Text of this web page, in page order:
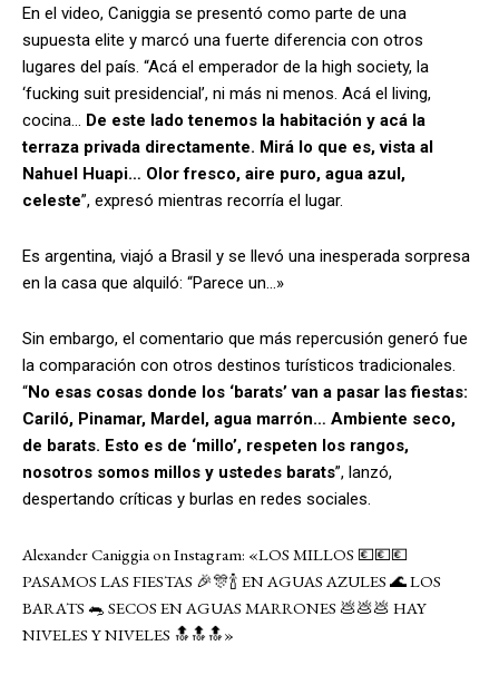
En el video, Caniggia se presentó como parte de una
supuesta elite y marcó una fuerte diferencia con otros
lugares del país. “Acá el emperador de la high society, la
‘fucking suit presidencial’, ni más ni menos. Acá el living,
cocina… De este lado tenemos la habitación y acá la
terraza privada directamente. Mirá lo que es, vista al
Nahuel Huapi… Olor fresco, aire puro, agua azul,
celeste”, expresó mientras recorría el lugar.
Es argentina, viajó a Brasil y se llevó una inesperada sorpresa
en la casa que alquiló: “Parece un…»
Sin embargo, el comentario que más repercusión generó fue
la comparación con otros destinos turísticos tradicionales.
“No esas cosas donde los ‘barats’ van a pasar las fiestas:
Cariló, Pinamar, Mardel, agua marrón… Ambiente seco,
de barats. Esto es de ‘millo’, respeten los rangos,
nosotros somos millos y ustedes barats”, lanzó,
despertando críticas y burlas en redes sociales.
Alexander Caniggia on Instagram: «LOS MILLOS 💶💶💶
PASAMOS LAS FIESTAS 🎉🎊🍾 EN AGUAS AZULES 🌊 LOS
BARATS 🐀 SECOS EN AGUAS MARRONES 💩💩💩 HAY
NIVELES Y NIVELES 🔝🔝🔝»